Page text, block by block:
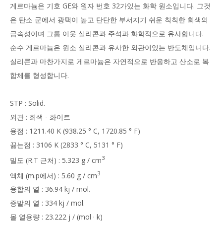
게르마늄은 기호 GE와 원자 번호 32가있는 화학 원소입니다. 그것
은 탄소 군에서 광택이 높고 단단한 부서지기 쉬운 칙칙한 회색의
금속성이며 그룹 이웃 실리콘과 주석과 화학적으로 유사합니다.
순수 게르마늄은 원소 실리콘과 유사한 외관이있는 반도체입니다.
실리콘과 마찬가지로 게르마늄은 자연적으로 반응하고 산소로 복
합체를 형성합니다.
STP : Solid.
외관 : 회색 - 화이트
융점 : 1211.40 K (938.25 ° C, 1720.85 ° F)
끓는점 : 3106 K (2833 ° C, 5131 ° F)
밀도 (R.T 근처) : 5.323 g / cm3
액체 (m.p에서) : 5.60 g / cm3
융합의 열 : 36.94 kj / mol.
증발의 열 : 334 kj / mol.
몰 열용량 : 23.222 j / (mol · k)